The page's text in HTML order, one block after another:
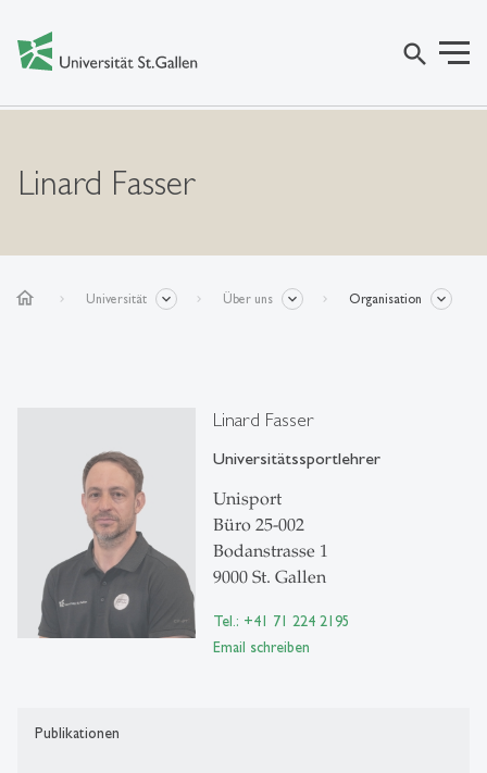
search
Linard Fasser
home Universität Über uns Organisation
Linard Fasser
Universitätssportlehrer
Unisport
Büro 25-002
Bodanstrasse 1
9000 St. Gallen
Tel.: +41 71 224 2195
Email schreiben
Publikationen